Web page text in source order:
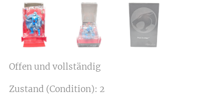
Offen und vollständig
Zustand (Condition): 2